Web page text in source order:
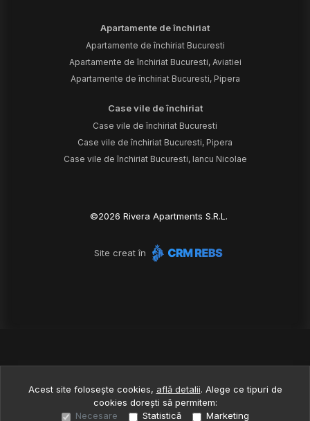
Apartamente de închiriat
Apartamente de închiriat Bucuresti
Apartamente de închiriat Bucuresti, Aviatiei
Apartamente de închiriat Bucuresti, Pipera
Case vile de închiriat
Case vile de închiriat Bucuresti
Case vile de închiriat Bucuresti, Pipera
Case vile de închiriat Bucuresti, Iancu Nicolae
©2026 Rivera Apartments S.R.L.
Site creat în
Acest site folosește cookies, află detalii. Alege ce tipuri de
cookies dorești să permitem:
Necesare
Statistică Marketing